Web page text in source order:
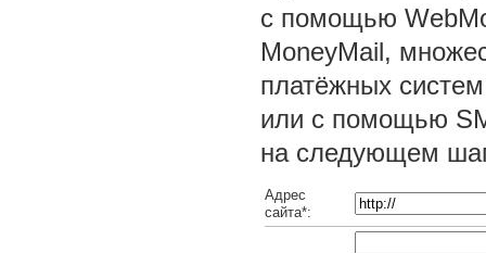
с помощью
MoneyMail,
платёжных
или с помощью
на следующем
Адрес
сайта*: